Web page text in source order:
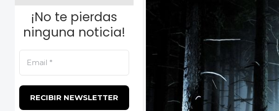
¡No te pierdas
ninguna noticia!